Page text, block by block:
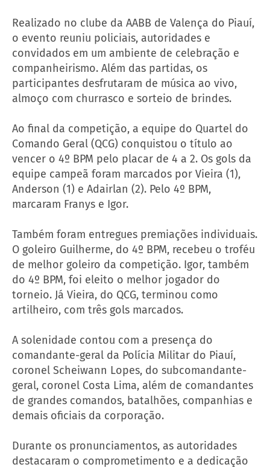
Realizado no clube da AABB de Valença do Piauí,
o evento reuniu policiais, autoridades e
convidados em um ambiente de celebração e
companheirismo. Além das partidas, os
participantes desfrutaram de música ao vivo,
almoço com churrasco e sorteio de brindes.
Ao final da competição, a equipe do Quartel do
Comando Geral (QCG) conquistou o título ao
vencer o 4º BPM pelo placar de 4 a 2. Os gols da
equipe campeã foram marcados por Vieira (1),
Anderson (1) e Adairlan (2). Pelo 4º BPM,
marcaram Franys e Igor.
Também foram entregues premiações individuais.
O goleiro Guilherme, do 4º BPM, recebeu o troféu
de melhor goleiro da competição. Igor, também
do 4º BPM, foi eleito o melhor jogador do
torneio. Já Vieira, do QCG, terminou como
artilheiro, com três gols marcados.
A solenidade contou com a presença do
comandante-geral da Polícia Militar do Piauí,
coronel Scheiwann Lopes, do subcomandante-
geral, coronel Costa Lima, além de comandantes
de grandes comandos, batalhões, companhias e
demais oficiais da corporação.
Durante os pronunciamentos, as autoridades
destacaram o comprometimento e a dedicação